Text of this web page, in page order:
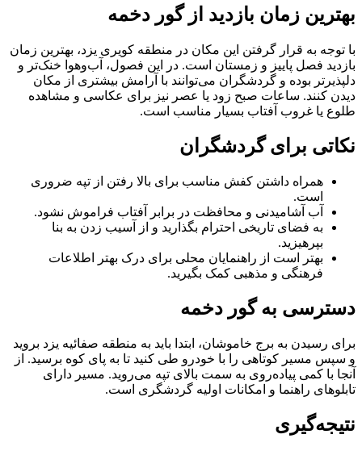
بهترین زمان بازدید از گور دخمه
با توجه به قرار گرفتن این مکان در منطقه کویری یزد، بهترین زمان
بازدید فصل پاییز و زمستان است. در این فصول، آب‌وهوا خنک‌تر و
دلپذیرتر بوده و گردشگران می‌توانند با آرامش بیشتری از مکان
دیدن کنند. ساعات صبح زود یا عصر نیز برای عکاسی و مشاهده
طلوع یا غروب آفتاب بسیار مناسب است.
نکاتی برای گردشگران
همراه داشتن کفش مناسب برای بالا رفتن از تپه ضروری
است.
آب آشامیدنی و محافظت در برابر آفتاب فراموش نشود.
به فضای تاریخی احترام بگذارید و از آسیب زدن به بنا
بپرهیزید.
بهتر است از راهنمایان محلی برای درک بهتر اطلاعات
فرهنگی و مذهبی کمک بگیرید.
دسترسی به گور دخمه
برای رسیدن به برج خاموشان، ابتدا باید به منطقه صفائیه یزد بروید
و سپس مسیر کوتاهی را با خودرو طی کنید تا به پای کوه برسید. از
آنجا با کمی پیاده‌روی به سمت بالای تپه می‌روید. مسیر دارای
تابلوهای راهنما و امکانات اولیه گردشگری است.
نتیجه‌گیری